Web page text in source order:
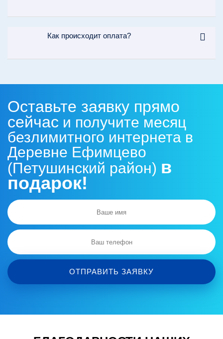
Как происходит оплата?
Оставьте заявку прямо
сейчас и получите месяц
безлимитного интернета в
Деревне Ефимцево
(Петушинский район) в
подарок!
ОТПРАВИТЬ ЗАЯВКУ